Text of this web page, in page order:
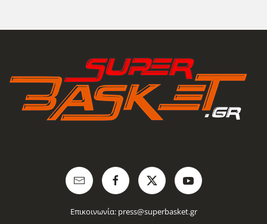
Επικοινωνία: press@superbasket.gr